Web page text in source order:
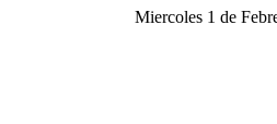
Miercoles 1 de